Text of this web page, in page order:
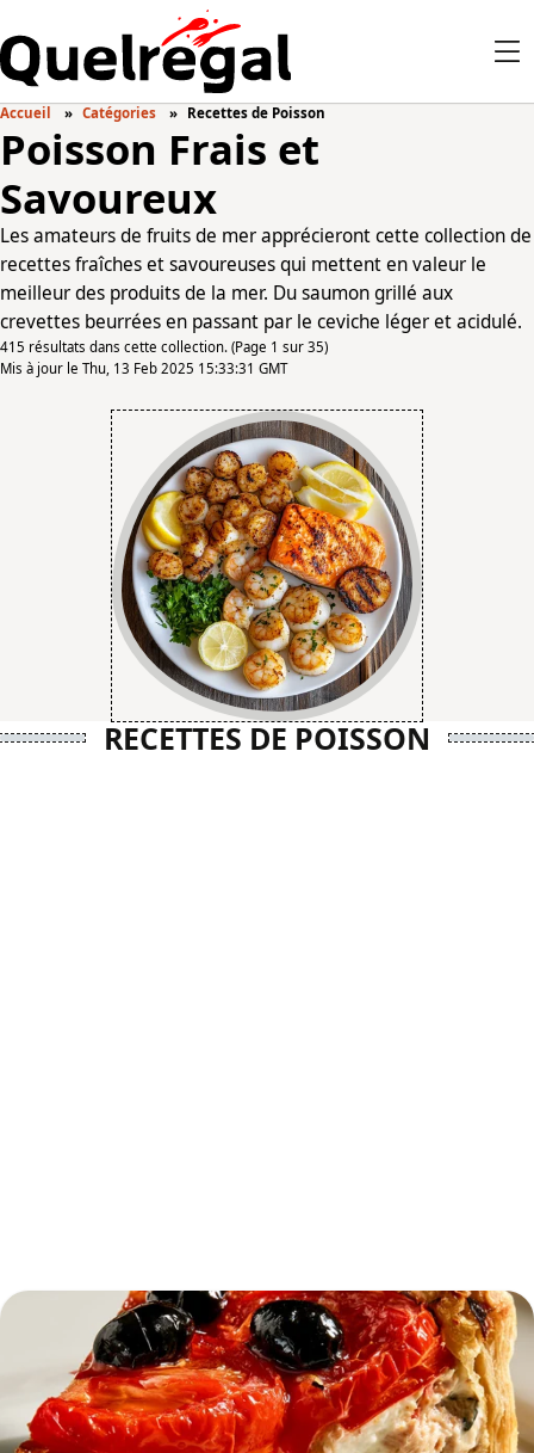
Accueil Catégories Recettes de Poisson
Poisson Frais et
Savoureux
Les amateurs de fruits de mer apprécieront cette collection de
recettes fraîches et savoureuses qui mettent en valeur le
meilleur des produits de la mer. Du saumon grillé aux
crevettes beurrées en passant par le ceviche léger et acidulé.
415 résultats dans cette collection. (Page 1 sur 35)
Mis à jour le Thu, 13 Feb 2025 15:33:31 GMT
RECETTES DE POISSON